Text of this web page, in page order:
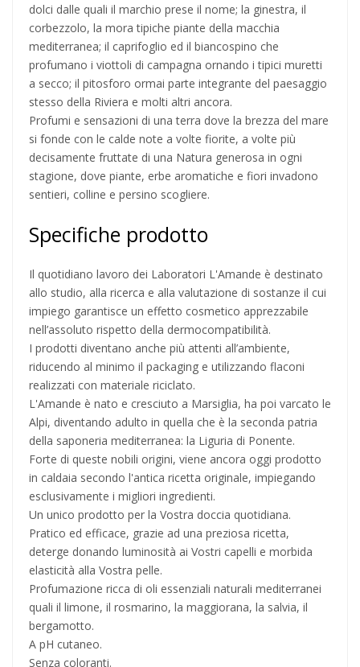
dolci dalle quali il marchio prese il nome; la ginestra, il
corbezzolo, la mora tipiche piante della macchia
mediterranea; il caprifoglio ed il biancospino che
profumano i viottoli di campagna ornando i tipici muretti
a secco; il pitosforo ormai parte integrante del paesaggio
stesso della Riviera e molti altri ancora.
Profumi e sensazioni di una terra dove la brezza del mare
si fonde con le calde note a volte fiorite, a volte più
decisamente fruttate di una Natura generosa in ogni
stagione, dove piante, erbe aromatiche e fiori invadono
sentieri, colline e persino scogliere.
Specifiche prodotto
Il quotidiano lavoro dei Laboratori L'Amande è destinato
allo studio, alla ricerca e alla valutazione di sostanze il cui
impiego garantisce un effetto cosmetico apprezzabile
nell’assoluto rispetto della dermocompatibilità.
I prodotti diventano anche più attenti all’ambiente,
riducendo al minimo il packaging e utilizzando flaconi
realizzati con materiale riciclato.
L'Amande è nato e cresciuto a Marsiglia, ha poi varcato le
Alpi, diventando adulto in quella che è la seconda patria
della saponeria mediterranea: la Liguria di Ponente.
Forte di queste nobili origini, viene ancora oggi prodotto
in caldaia secondo l'antica ricetta originale, impiegando
esclusivamente i migliori ingredienti.
Un unico prodotto per la Vostra doccia quotidiana.
Pratico ed efficace, grazie ad una preziosa ricetta,
deterge donando luminosità ai Vostri capelli e morbida
elasticità alla Vostra pelle.
Profumazione ricca di oli essenziali naturali mediterranei
quali il limone, il rosmarino, la maggiorana, la salvia, il
bergamotto.
A pH cutaneo.
Senza coloranti.